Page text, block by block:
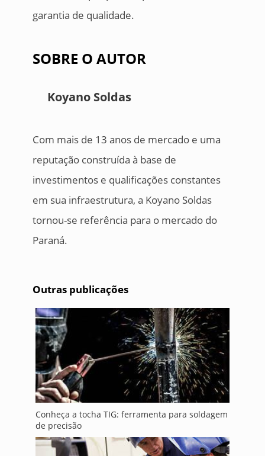
garantia de qualidade.
SOBRE O AUTOR
Koyano Soldas
Com mais de 13 anos de mercado e uma
reputação construída à base de
investimentos e qualificações constantes
em sua infraestrutura, a Koyano Soldas
tornou-se referência para o mercado do
Paraná.
Outras publicações
Conheça a tocha TIG: ferramenta para soldagem
de precisão